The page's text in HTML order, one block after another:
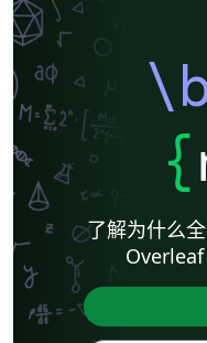
{
了解为什么
Overleaf